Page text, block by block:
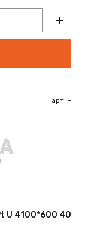
арт. -
U 4100*600 40